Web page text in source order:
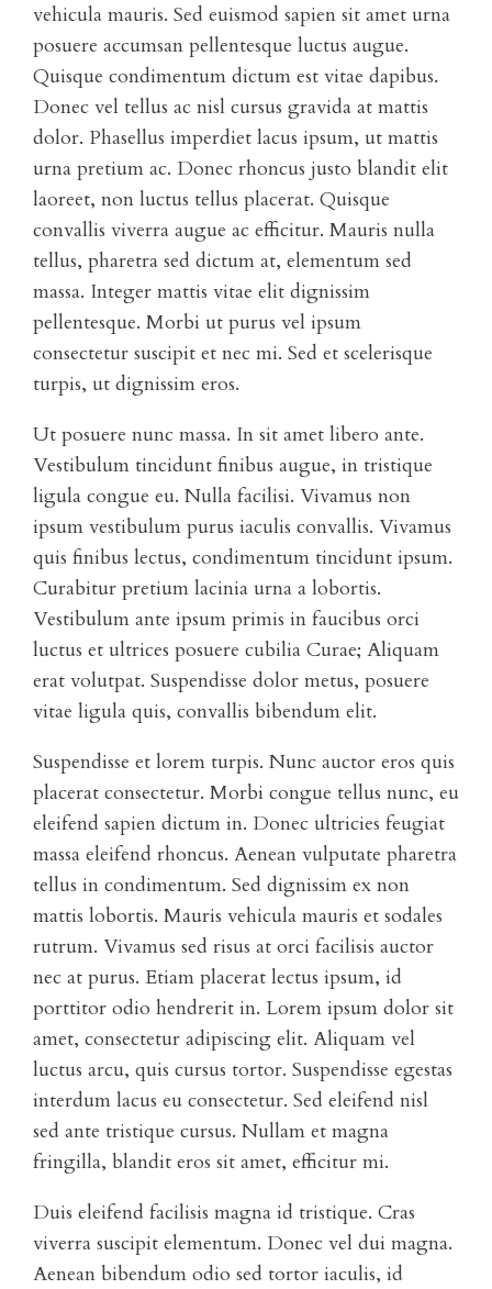
vehicula mauris. Sed euismod sapien sit amet urna
posuere accumsan pellentesque luctus augue.
Quisque condimentum dictum est vitae dapibus.
Donec vel tellus ac nisl cursus gravida at mattis
dolor. Phasellus imperdiet lacus ipsum, ut mattis
urna pretium ac. Donec rhoncus justo blandit elit
laoreet, non luctus tellus placerat. Quisque
convallis viverra augue ac efficitur. Mauris nulla
tellus, pharetra sed dictum at, elementum sed
massa. Integer mattis vitae elit dignissim
pellentesque. Morbi ut purus vel ipsum
consectetur suscipit et nec mi. Sed et scelerisque
turpis, ut dignissim eros.
Ut posuere nunc massa. In sit amet libero ante.
Vestibulum tincidunt finibus augue, in tristique
ligula congue eu. Nulla facilisi. Vivamus non
ipsum vestibulum purus iaculis convallis. Vivamus
quis finibus lectus, condimentum tincidunt ipsum.
Curabitur pretium lacinia urna a lobortis.
Vestibulum ante ipsum primis in faucibus orci
luctus et ultrices posuere cubilia Curae; Aliquam
erat volutpat. Suspendisse dolor metus, posuere
vitae ligula quis, convallis bibendum elit.
Suspendisse et lorem turpis. Nunc auctor eros quis
placerat consectetur. Morbi congue tellus nunc, eu
eleifend sapien dictum in. Donec ultricies feugiat
massa eleifend rhoncus. Aenean vulputate pharetra
tellus in condimentum. Sed dignissim ex non
mattis lobortis. Mauris vehicula mauris et sodales
rutrum. Vivamus sed risus at orci facilisis auctor
nec at purus. Etiam placerat lectus ipsum, id
porttitor odio hendrerit in. Lorem ipsum dolor sit
amet, consectetur adipiscing elit. Aliquam vel
luctus arcu, quis cursus tortor. Suspendisse egestas
interdum lacus eu consectetur. Sed eleifend nisl
sed ante tristique cursus. Nullam et magna
fringilla, blandit eros sit amet, efficitur mi.
Duis eleifend facilisis magna id tristique. Cras
viverra suscipit elementum. Donec vel dui magna.
Aenean bibendum odio sed tortor iaculis, id